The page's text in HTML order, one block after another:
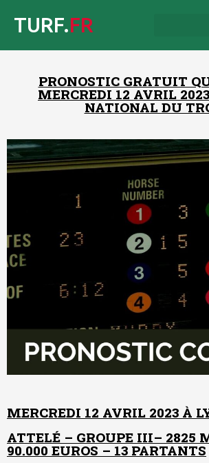
TURF.FR
PRONOSTIC GRATUIT
MERCREDI 12 AVRIL
NATIONAL DU
MERCREDI 12 AVRIL 2023 À
ATTELÉ – GROUPE III– 2825
90.000 EUROS – 13 PARTANTS